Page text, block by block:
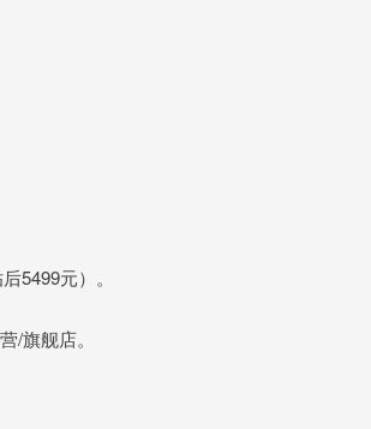
5499元）。
/旗舰店。